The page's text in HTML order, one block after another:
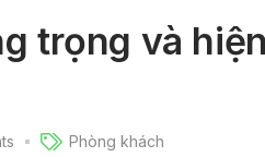
trọng và
Phòng khách